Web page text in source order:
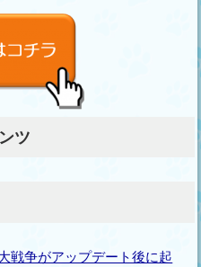
ツ
戦争がアップデート後に起